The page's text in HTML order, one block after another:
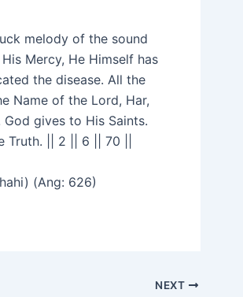
melody of the sound
Mercy, He Himself has
the disease. All the
Name of the Lord, Har,
gives to His Saints.
Truth. || 2 || 6 || 70 ||
(Ang: 626)
NEXT